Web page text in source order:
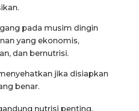
pada musim dingin
yang ekonomis,
dan bernutrisi.
jika disiapkan
benar.
nutrisi penting,